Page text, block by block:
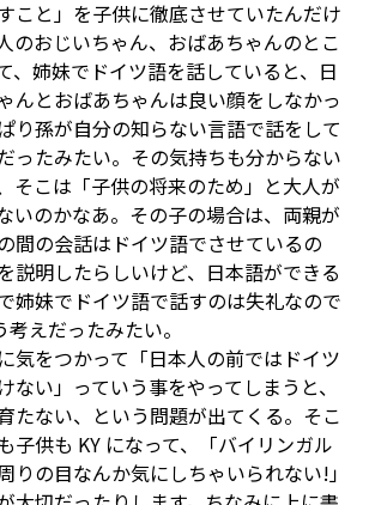
こと」を子供に徹底させていたんだけ
のおじいちゃん、おばあちゃんのとこ
、姉妹でドイツ語を話していると、日
んとおばあちゃんは良い顔をしなかっ
り孫が自分の知らない言語で話をして
ったみたい。その気持ちも分からない
そこは「子供の将来のため」と大人が
いのかなあ。その子の場合は、両親が
間の会話はドイツ語でさせているの
説明したらしいけど、日本語ができる
姉妹でドイツ語で話すのは失礼なので
えだったみたい。
気をつかって「日本人の前ではドイツ
ない」っていう事をやってしまうと、
たない、という問題が出てくる。そこ
子供も KY になって、「バイリンガル
りの目なんか気にしちゃいられない!」